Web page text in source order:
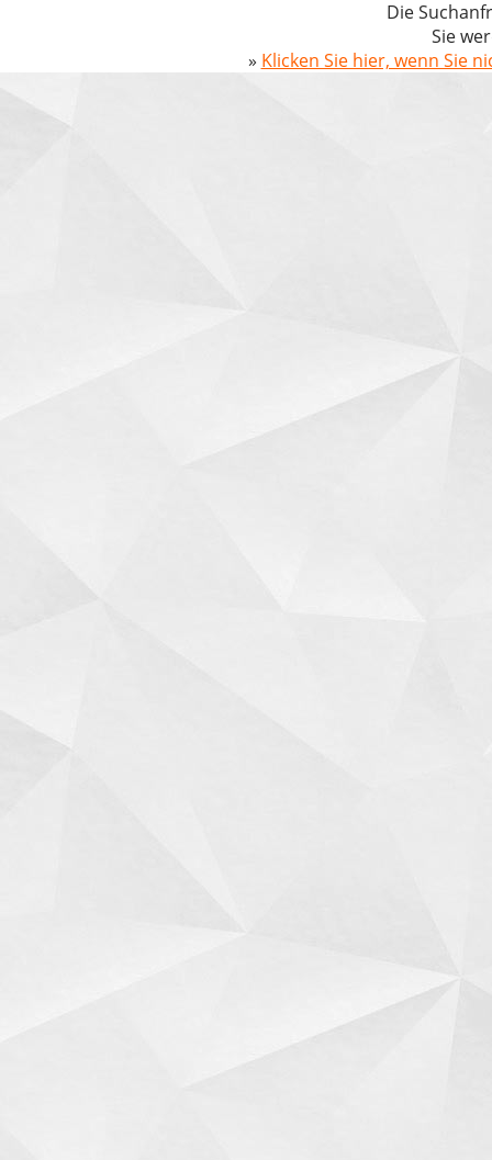
Die
Sie
» Klicken Sie hier, wenn Sie